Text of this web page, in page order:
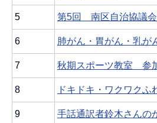
5 第5回 南区自治協議会
6 肺がん・胃がん・乳が
7 秋期スポーツ教室 参
8 ドキドキ・ワクワク
9 手話通訳者鈴木さんの